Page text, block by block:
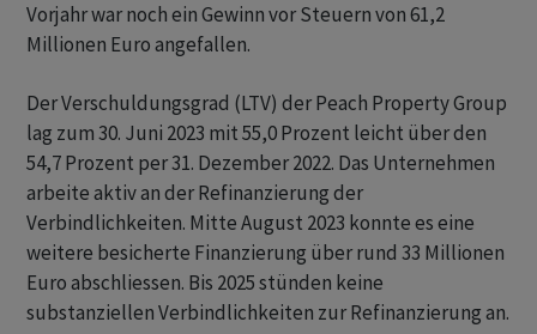
Vorjahr war noch ein Gewinn vor Steuern von 61,2
Millionen Euro angefallen.
Der Verschuldungsgrad (LTV) der Peach Property Group
lag zum 30. Juni 2023 mit 55,0 Prozent leicht über den
54,7 Prozent per 31. Dezember 2022. Das Unternehmen
arbeite aktiv an der Refinanzierung der
Verbindlichkeiten. Mitte August 2023 konnte es eine
weitere besicherte Finanzierung über rund 33 Millionen
Euro abschliessen. Bis 2025 stünden keine
substanziellen Verbindlichkeiten zur Refinanzierung an.